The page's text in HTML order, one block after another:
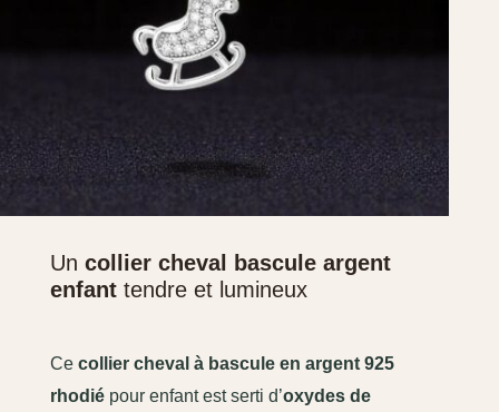
Un collier cheval bascule argent
enfanttendre et lumineux
Ce collier cheval à bascule en argent 925
rhodiépour enfant est serti d’oxydes de